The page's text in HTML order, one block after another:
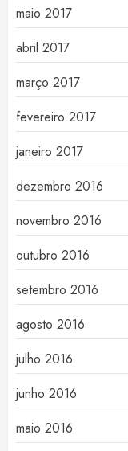
maio 2017
abril 2017
março 2017
fevereiro 2017
janeiro 2017
dezembro 2016
novembro 2016
outubro 2016
setembro 2016
agosto 2016
julho 2016
junho 2016
maio 2016